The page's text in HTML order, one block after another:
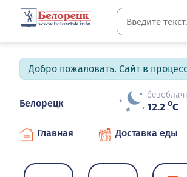
Добро пожаловать. Сайт в
Белорецк 12.2 oC
Главная Доставка еды